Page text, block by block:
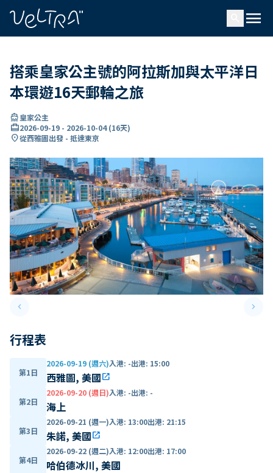
menu
搭乘皇家公主號的阿拉斯加與太平洋日
本環遊16天郵輪之旅
directions_boat皇家公主
card_travel2026-09-19 - 2026-10-04(16天)
location_on從西雅圖出發 - 抵達東京
keyboard_arrow_leftPrevious slide keyboard_arrow_right
行程表
第1日
2026-09-19 (週六)入港: -出港: 15:00
西雅圖, 美國open_in_new
第2日
2026-09-20 (週日)入港: -出港: -
海上
第3日
2026-09-21 (週一)入港: 13:00出港: 21:15
朱諾, 美國open_in_new
第4日
2026-09-22 (週二)入港: 12:00出港: 17:00
哈伯德冰川, 美國